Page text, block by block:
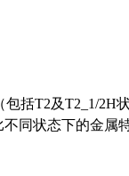
括T2及T2_1/2H
同状态下的金属